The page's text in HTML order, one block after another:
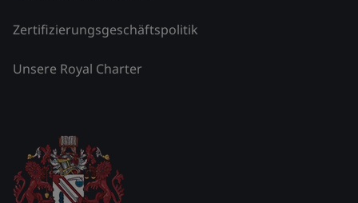
Zertifizierungsgeschäftspolitik
Unsere Royal Charter